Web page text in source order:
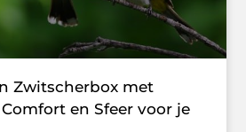
Zwitscherbox met
en Sfeer voor je